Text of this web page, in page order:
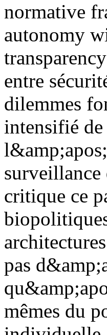
normative
autonomy
entre
dilemmes
intensifié
surveillance
critique ce
pas
mêmes du